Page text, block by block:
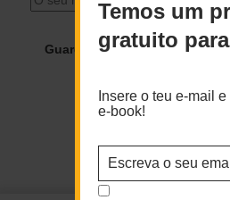
Guardar o meu nome, email
Temos um
gratuito
Insere o teu e-mail
e-book!